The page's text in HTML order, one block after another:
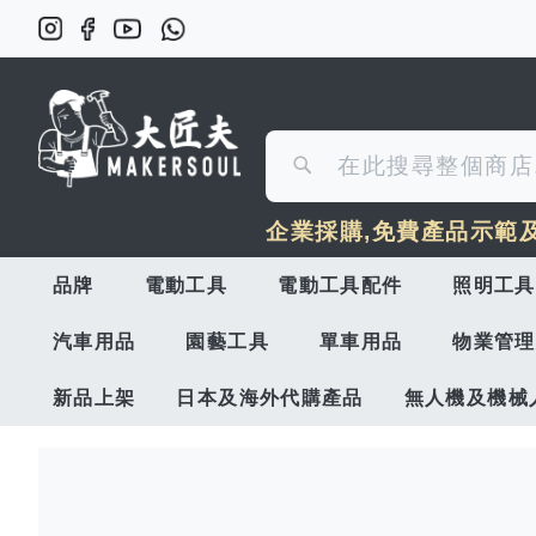
尋
搜
尋
企業採購,免費產品示範
品牌 電動工具 電動工具配件 照明工具
汽車用品 園藝工具 單車用品 物業管
新品上架 日本及海外代購產品 無人機及機械